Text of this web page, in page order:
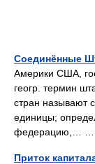
Соединённые
Америки США,
геогр. термин
стран называют
единицы;
федерацию,…
Приток